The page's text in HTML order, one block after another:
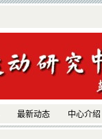
最新动态 中心介绍